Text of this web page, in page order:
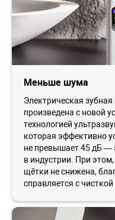
Меньше шума
Электрическая
произведена с новой
технологией
которая эффективно
не превышает 45 дБ —
в индустрии. При
щётки не снижена,
справляется с чисткой